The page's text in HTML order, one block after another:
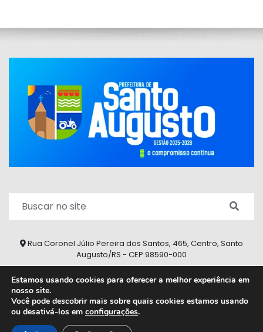
Rua Coronel Júlio Pereira dos Santos, 465, Centro, Santo
Augusto/RS - CEP 98590-000
2026 © Todos os direitos reservados.
Estamos usando cookies para oferecer a melhor experiência em
nosso site.
Você pode descobrir mais sobre quais cookies estamos usando
ou desativá-los em configurações.